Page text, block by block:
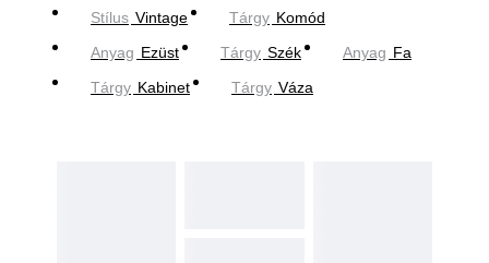
Stílus Vintage Tárgy Komód
Anyag Ezüst Tárgy Szék Anyag Fa
Tárgy Kabinet Tárgy Váza